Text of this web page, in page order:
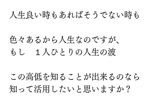
人生良い時もあればそうでない時も
色々あるから人生なのですが、
もし　１人ひとりの人生の波
この高低を知ることが出来るのなら
知って活用したいと思いますか？